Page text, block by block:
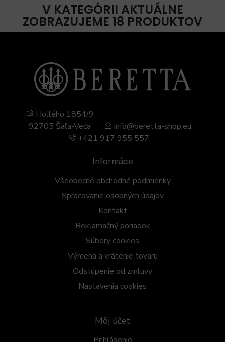
V KATEGÓRII AKTUÁLNE
ZOBRAZUJEME 18 PRODUKTOV
Informácie
Všeobecné obchodné podmienky
Spracovanie osobných údajov
Kontakt
Reklamačný poriadok
Súbory cookies
Výmena a vrátenie tovaru
Odstúpenie od zmluvy
Nastavenia cookies
Môj účet
Hollého 1854/9
92705 Šaľa-Veča
info@beretta-shop.eu
+421 917 955 557